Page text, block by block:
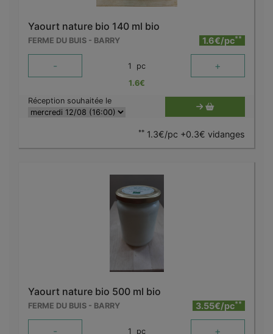
Yaourt nature bio 140 ml bio
FERME DU BUIS - BARRY 1.6€/pc**
- 1 pc +
1.6€
Réception souhaitée le
** 1.3€/pc +0.3€ vidanges
Yaourt nature bio 500 ml bio
FERME DU BUIS - BARRY 3.55€/pc**
- 1 pc +